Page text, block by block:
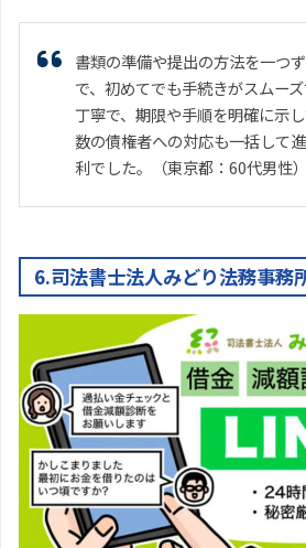
書類の準備や提出の方法を一つ
で、初めてでも手続きがスムー
丁寧で、期限や手順を明確に示
数の債権者への対応も一括して
利でした。（東京都：60代男性）
6.司法書士法人みどり法務事務